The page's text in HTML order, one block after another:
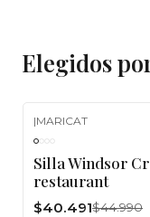
Elegidos
|MARICAT
Silla Windsor
restaurant
$40.491$44.990